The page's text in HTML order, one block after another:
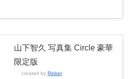
山下智久 写真集 Circle 豪華
限定版
created by Rinker